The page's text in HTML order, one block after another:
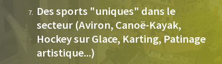
Des sports "uniques" dans le
secteur (Aviron, Canoë-Kayak,
Hockey sur Glace, Karting, Patinage
artistique...)